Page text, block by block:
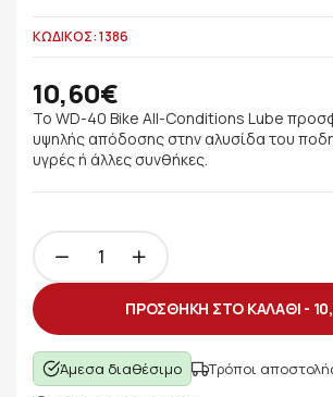
ΚΩΔΙΚΟΣ: 1386
10,60€
Το WD-40 Bike All-Conditions Lube
υψηλής απόδοσης στην αλυσίδα του
υγρές ή άλλες συνθήκες.
ΠΡΟΣΘΗΚΗ ΣΤΟ ΚΑΛΑΘΙ -
Άμεσα διαθέσιμο
Τρόποι